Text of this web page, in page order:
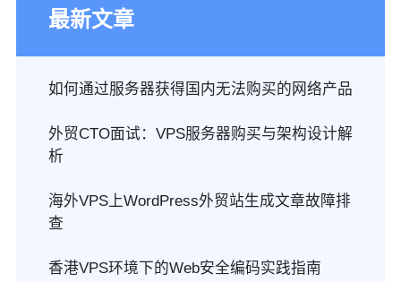
最新文章
如何通过服务器获得国内无法购买的网络产品
外贸CTO面试：VPS服务器购买与架构设计解
析
海外VPS上WordPress外贸站生成文章故障排
查
香港VPS环境下的Web安全编码实践指南